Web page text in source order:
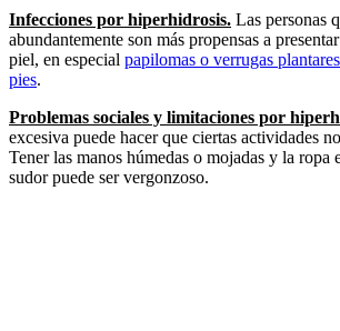
Infecciones por hiperhidrosis. Las personas
abundantemente son más propensas a
piel, en especial papilomas o verrugas plantares
pies.
Problemas sociales y limitaciones por
excesiva puede hacer que ciertas actividades
Tener las manos húmedas o mojadas y la ropa
sudor puede ser vergonzoso.